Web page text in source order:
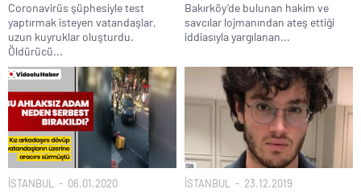
Coronavirüs şüphesiyle test
yaptırmak isteyen vatandaşlar,
uzun kuyruklar oluşturdu.
Öldürücü...
Bakırköy‘de bulunan hakim ve
savcılar lojmanından ateş ettiği
iddiasıyla yargılanan...
İSTANBUL 06.01.2020 İSTANBUL 23.12.2019